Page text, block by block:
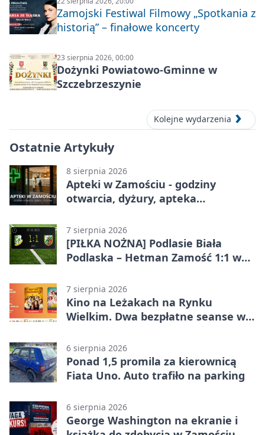
Zamojski Festiwal Filmowy „Spotkania z
historią” – finałowe koncerty
23 sierpnia 2026, 00:00
Dożynki Powiatowo-Gminne w
Szczebrzeszynie
Kolejne wydarzenia
Ostatnie Artykuły
8 sierpnia 2026
Apteki w Zamościu - godziny
otwarcia, dyżury, apteka
7 sierpnia 2026
[PIŁKA NOŻNA] Podlasie Biała
Podlaska – Hetman Zamość 1:1 w
podział punktów po bezbramkowej
pierwszej połowie
7 sierpnia 2026
Kino na Leżakach na Rynku
Wielkim. Dwa bezpłatne seanse w
6 sierpnia 2026
Ponad 1,5 promila za kierownicą
Fiata Uno. Auto trafiło na parking
6 sierpnia 2026
George Washington na ekranie i